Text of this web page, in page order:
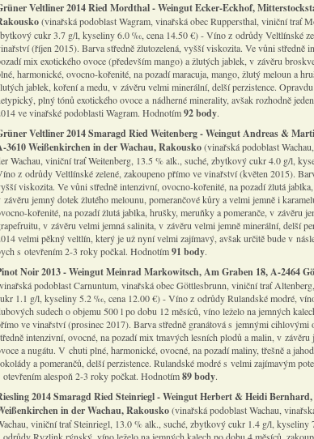
Veltliner 2014 Ried Mordthal - Weingut Ecker-Eckhof,
(vinařská podoblast Wagram, vinařská obec Ruppersthal, viniční trať
cukr 3.7 g/l, kyseliny 6.0 ‰, cena 14.50 €) - Víno z odrůdy Veltlínské
(říjen 2015). Barva středně žlutozelená, vyšší viskozita. Ve vůni středně
mix exotického ovoce (především mango) a žlutých jablek, v závěru
harmonické, ovocno-kořenité, na pozadí maracuja, mango, žlutý meloun a
jablek, koření a medu, v závěru velmi minerální, delší perzistence.
plný tónů exotického ovoce a nádherné minerality, avšak rozhodně
ve vinařské podoblasti Wagram. Hodnotím92 body.
Veltliner 2014 Smaragd Ried Weitenberg - Weingut Andreas &
3610 Weißenkirchen in der Wachau, Rakousko(vinařská podoblast
Wachau, viniční trať Weitenberg, 13.5 % alk., suché, zbytkový cukr 4.0 g/l,
z odrůdy Veltlínské zelené, zakoupeno přímo ve vinařství (květen 2015).
viskozita. Ve vůni středně intenzivní, ovocno-kořenité, na pozadí žlutá
závěru jemný dotek žlutého melounu, pomerančové kůry a velmi jemně i
kořenité, na pozadí žlutá jablka, hrušky, meruňky a pomeranče, v závěru
v závěru velmi jemná salinita, v závěru velmi jemně minerální, delší
velmi pěkný veltlín, který je už nyní velmi zajímavý, avšak určitě bude v
s otevřením 2-3 roky počkal. Hodnotím91 body.
Noir 2013 - Weingut Meinrad Markowitsch, Am Graben 18, A-2464
podoblast Carnuntum, vinařská obec Göttlesbrunn, viniční trať
1.1 g/l, kyseliny 5.2 ‰, cena 12.00 €) - Víno z odrůdy Rulandské modré,
sudech o objemu 500 l po dobu 12 měsíců, víno leželo na jemných
ve vinařství (prosinec 2017). Barva středně granátová s jemnými
intenzivní, ovocné, na pozadí mix tmavých lesních plodů a malin, v závěru
a nugátu. V chuti plné, harmonické, ovocné, na pozadí maliny, třešně a
a pomerančů, delší perzistence. Rulandské modré s velmi zajímavým
otevřením alespoň 2-3 roky počkat. Hodnotím89 body.
2014 Smaragd Ried Steinriegl - Weingut Herbert & Heidi
in der Wachau, Rakousko(vinařská podoblast Wachau,
viniční trať Steinriegl, 13.0 % alk., suché, zbytkový cukr 1.4 g/l,